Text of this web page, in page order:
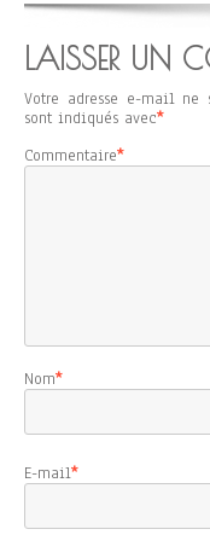
LAISSER UN
Votre adresse e-mail ne
sont indiqués avec*
Commentaire*
Nom*
E-mail*